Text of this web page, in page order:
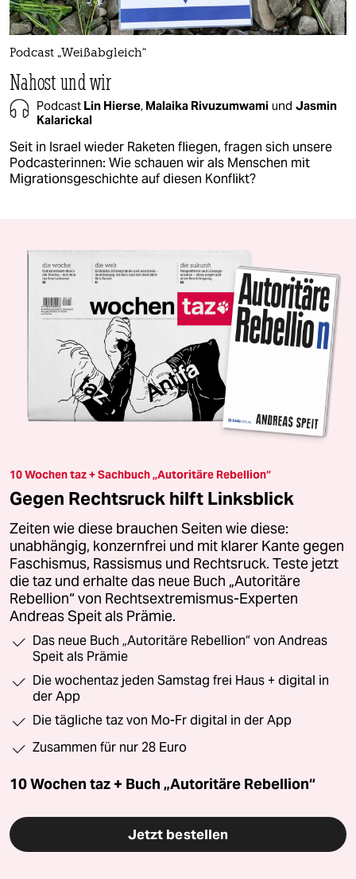
Podcast „Weißabgleich“
Nahost und wir
Podcast Lin Hierse, Malaika Rivuzumwami und Jasmin
Kalarickal
Seit in Israel wieder Raketen fliegen, fragen sich unsere
Podcasterinnen: Wie schauen wir als Menschen mit
Migrationsgeschichte auf diesen Konflikt?
10 Wochen taz + Sachbuch „Autoritäre Rebellion“
Gegen Rechtsruck hilft Linksblick
Zeiten wie diese brauchen Seiten wie diese:
unabhängig, konzernfrei und mit klarer Kante gegen
Faschismus, Rassismus und Rechtsruck. Teste jetzt
die taz und erhalte das neue Buch „Autoritäre
Rebellion“ von Rechtsextremismus-Experten
Andreas Speit als Prämie.
Das neue Buch „Autoritäre Rebellion“ von Andreas
Speit als Prämie
Die wochentaz jeden Samstag frei Haus + digital in
der App
Die tägliche taz von Mo-Fr digital in der App
Zusammen für nur 28 Euro
10 Wochen taz + Buch „Autoritäre Rebellion“
Jetzt bestellen